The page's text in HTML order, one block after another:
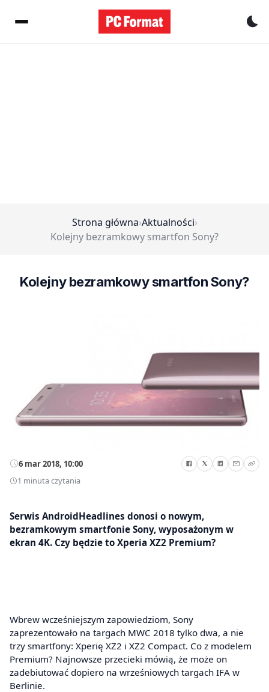
Strona główna›Aktualności›
Kolejny bezramkowy smartfon Sony?
Kolejny bezramkowy smartfon Sony?
6 mar 2018, 10:00
1 minuta czytania
Serwis AndroidHeadlines donosi o nowym,
bezramkowym smartfonie Sony, wyposażonym w
ekran 4K. Czy będzie to Xperia XZ2 Premium?
Wbrew wcześniejszym zapowiedziom, Sony
zaprezentowało na targach MWC 2018 tylko dwa, a nie
trzy smartfony: Xperię XZ2 i XZ2 Compact. Co z modelem
Premium? Najnowsze przecieki mówią, że może on
zadebiutować dopiero na wrześniowych targach IFA w
Berlinie.